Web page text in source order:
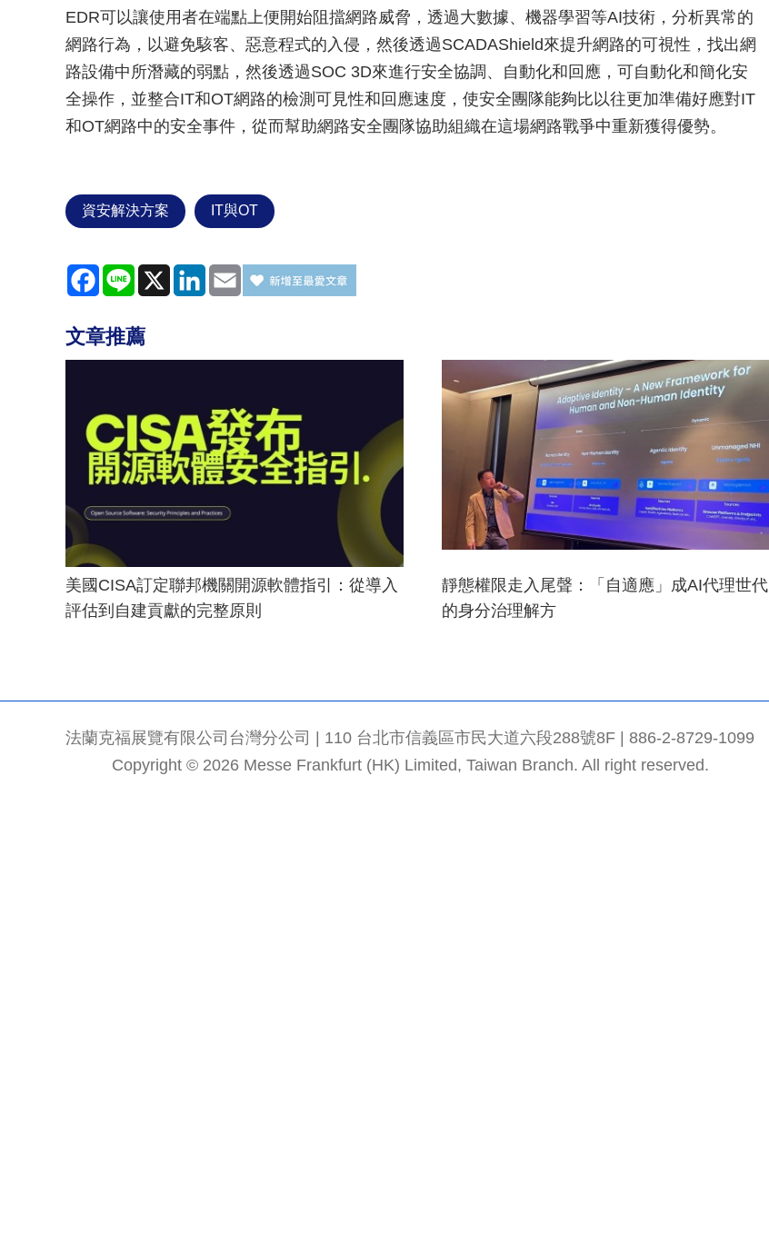
EDR可以讓使用者在端點上便開始阻擋網路威脅，透過大數據、機器學習等AI技術，分析異常的
網路行為，以避免駭客、惡意程式的入侵，然後透過SCADAShield來提升網路的可視性，找出網
路設備中所潛藏的弱點，然後透過SOC 3D來進行安全協調、自動化和回應，可自動化和簡化安
全操作，並整合IT和OT網路的檢測可見性和回應速度，使安全團隊能夠比以往更加準備好應對IT
和OT網路中的安全事件，從而幫助網路安全團隊協助組織在這場網路戰爭中重新獲得優勢。
資安解決方案 IT與OT
Facebook
Line X LinkedInEmail
文章推薦
美國CISA訂定聯邦機關開源軟體指引：從導入
評估到自建貢獻的完整原則
靜態權限走入尾聲：「自適應」成AI代理世代
的身分治理解方
法蘭克福展覽有限公司台灣分公司 | 110 台北市信義區市民大道六段288號8F | 886-2-8729-1099
Copyright © 2026 Messe Frankfurt (HK) Limited, Taiwan Branch. All right reserved.